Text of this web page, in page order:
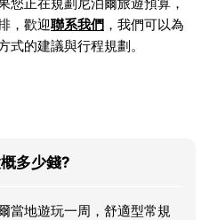
，歡迎聯系我們 ，我們可以為
式的建議與行程規劃。
多少錢?
當地遊玩一周，舒適型常規